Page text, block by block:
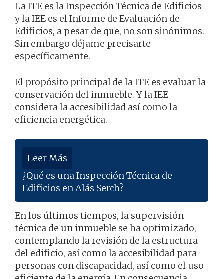
La ITE es la Inspección Técnica de Edificios
y la IEE es el Informe de Evaluación de
Edificios, a pesar de que, no son sinónimos.
Sin embargo déjame precisarte
específicamente.
El propósito principal de la ITE es evaluar la
conservación del inmueble. Y la IEE
considera la accesibilidad así como la
eficiencia energética.
Leer Más
¿Qué es una Inspección Técnica de
Edificios en Alás Serch?
En los últimos tiempos, la supervisión
técnica de un inmueble se ha optimizado,
contemplando la revisión de la estructura
del edificio, así como la accesibilidad para
personas con discapacidad, así como el uso